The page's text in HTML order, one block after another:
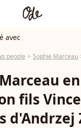
avec
people Sophie Marceau
fils
d'Andrzej